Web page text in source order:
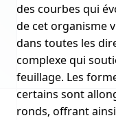
des courbes qui
de cet organisme
dans toutes les
complexe qui
feuillage. Les
certains sont
ronds, offrant